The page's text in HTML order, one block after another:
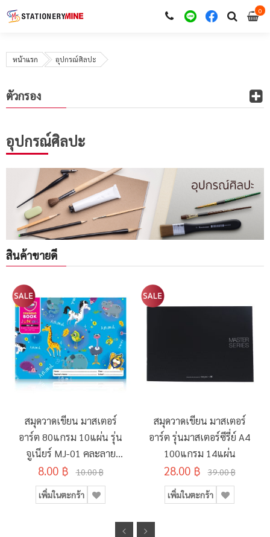
00
หน้าแรก อุปกรณ์ศิลปะ
อุปกรณ์ศิลปะ
สินค้าขายดี
สมุดวาดเขียน มาสเตอร์
อาร์ต 80แกรม 10แผ่น รุ่น
จูเนียร์ MJ-01 คละลาย
190x260มม.
8.00 ฿ 10.00 ฿
เพิ่มในตะกร้า
สมุดวาดเขียน มาสเตอร์
อาร์ต รุ่นมาสเตอร์ซีรี่ย์ A4
100แกรม 14แผ่น
28.00 ฿ 39.00 ฿
เพิ่มในตะกร้า
ตัวกรอง